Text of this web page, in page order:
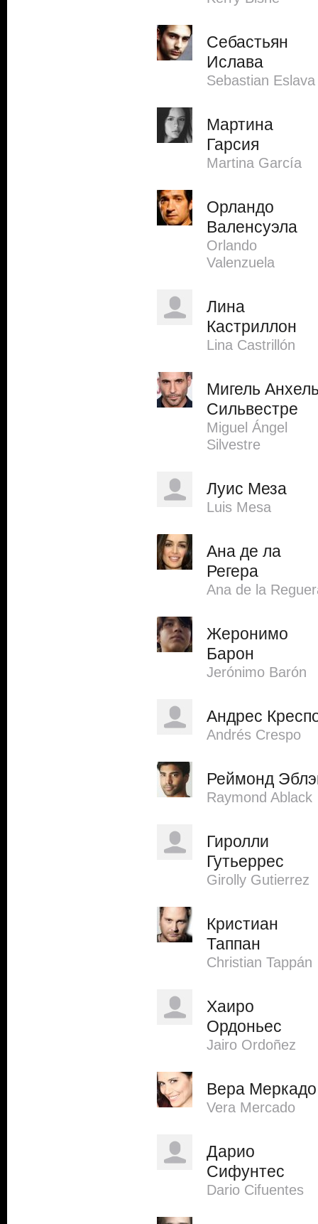
Себастьян
Ислава
Sebastian Eslava
Мартина
Гарсия
Martina García
Орландо
Валенсуэла
Orlando
Valenzuela
Лина
Кастриллон
Lina Castrillón
Мигель
Сильвестре
Miguel Ángel
Silvestre
Луис Меза
Luis Mesa
Ана де ла
Регера
Ana de la
Жеронимо
Барон
Jerónimo Barón
Андрес
Andrés Crespo
Реймонд
Raymond Ablack
Гиролли
Гутьеррес
Girolly Gutierrez
Кристиан
Таппан
Christian Tappán
Хаиро
Ордоньес
Jairo Ordoñez
Вера Меркадо
Vera Mercado
Дарио
Сифунтес
Dario Cifuentes